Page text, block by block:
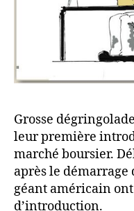
Grosse
leur première
marché boursier.
après le démarrage
géant américain
d’introduction.